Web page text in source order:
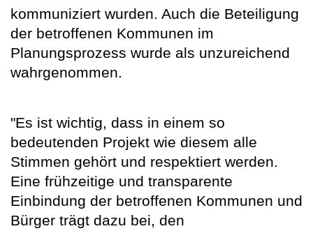
kommuniziert wurden. Auch die Beteiligung
der betroffenen Kommunen im
Planungsprozess wurde als unzureichend
wahrgenommen.
"Es ist wichtig, dass in einem so
bedeutenden Projekt wie diesem alle
Stimmen gehört und respektiert werden.
Eine frühzeitige und transparente
Einbindung der betroffenen Kommunen und
Bürger trägt dazu bei, den